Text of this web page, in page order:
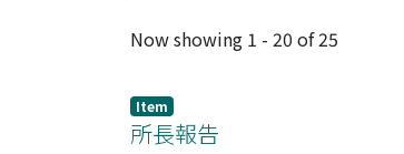
Recent Submissions
Now showing 1 - 20 of 25
Item
所長報告